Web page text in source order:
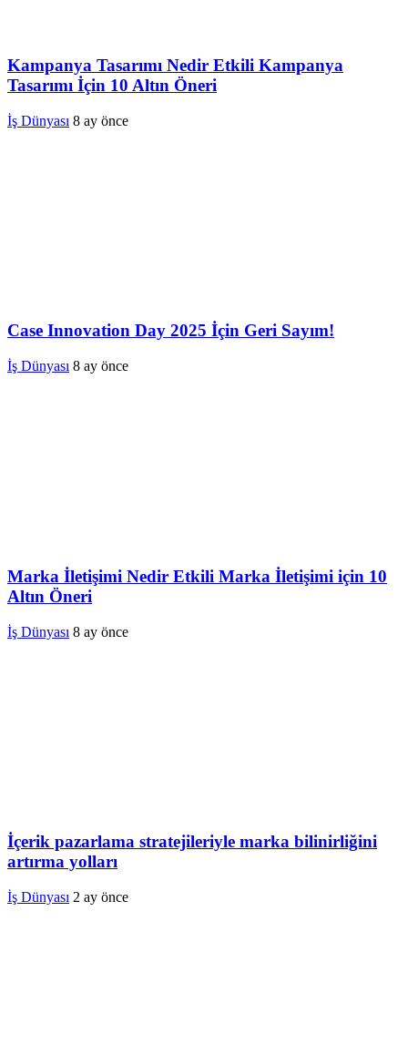
Kampanya Tasarımı Nedir Etkili Kampanya
Tasarımı İçin 10 Altın Öneri
İş Dünyası 8 ay önce
Case Innovation Day 2025 İçin Geri Sayım!
İş Dünyası 8 ay önce
Marka İletişimi Nedir Etkili Marka İletişimi için 10
Altın Öneri
İş Dünyası 8 ay önce
İçerik pazarlama stratejileriyle marka bilinirliğini
artırma yolları
İş Dünyası 2 ay önce